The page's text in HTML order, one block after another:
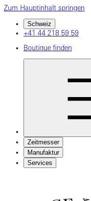
Zum Hauptinhalt springen
Schweiz
+41 44 218 59 59
Boutique finden
Zeitmesser
Manufaktur
Services